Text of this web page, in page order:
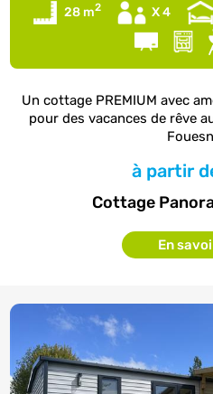
28 m2 X 4
Un cottage PREMIUM avec
pour des vacances de rêve
à partir
Cottage
En